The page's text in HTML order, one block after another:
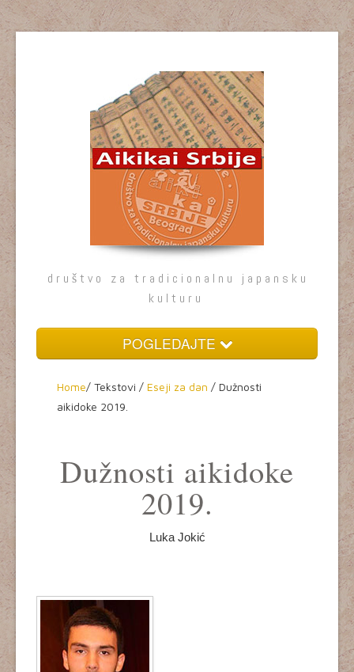
društvo za tradicionalnu japansku
kulturu
POGLEDAJTE
O aikidou
Dešavanja
Kultura
Home/ Tekstovi / Eseji za dan / Dužnosti
aikidoke 2019.
Dužnosti aikidoke
2019.
Luka Jokić